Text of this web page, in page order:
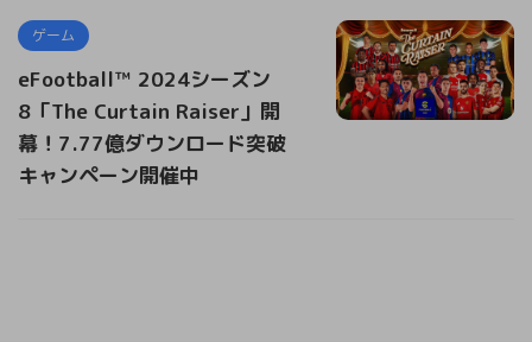
ゲーム
eFootball™ 2024シーズン
8「The Curtain Raiser」開
幕！7.77億ダウンロード突破
キャンペーン開催中